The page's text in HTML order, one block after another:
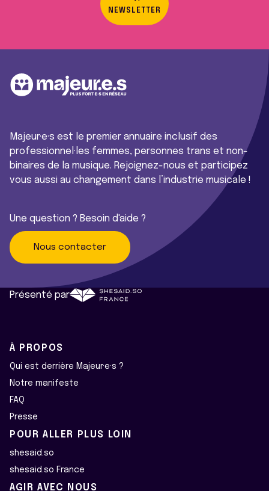
NEWSLETTER
Majeur·e·s est le premier annuaire inclusif des
professionnel·les femmes, personnes trans et non-
binaires de la musique. Rejoignez-nous et participez
vous aussi au changement dans l’industrie musicale !
Une question ? Besoin d'aide ?
Nous contacter
Présenté par
À PROPOS
Qui est derrière Majeur·e·s ?
Notre manifeste
FAQ
Presse
POUR ALLER PLUS LOIN
shesaid.so
shesaid.so France
AGIR AVEC NOUS